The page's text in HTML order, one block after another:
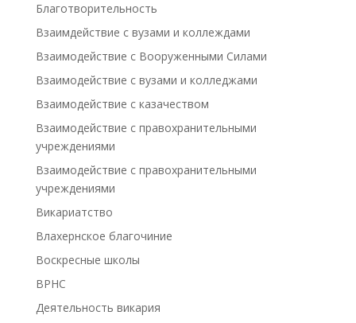
Благотворительность
Взаимдействие с вузами и коллеждами
Взаимодействие с Вооруженными Силами
Взаимодействие с вузами и колледжами
Взаимодействие с казачеством
Взаимодействие с правохранительными
учреждениями
Взаимодействие с правохранительными
учреждениями
Викариатство
Влахернское благочиние
Воскресные школы
ВРНС
Деятельность викария